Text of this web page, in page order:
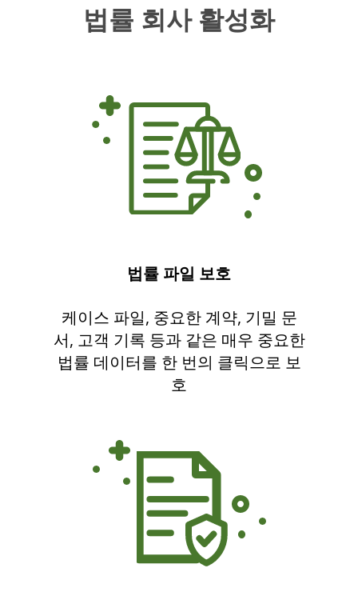
법률 회사 활성화
법률 파일 보호
케이스 파일, 중요한 계약, 기밀 문
서, 고객 기록 등과 같은 매우 중요한
법률 데이터를 한 번의 클릭으로 보
호